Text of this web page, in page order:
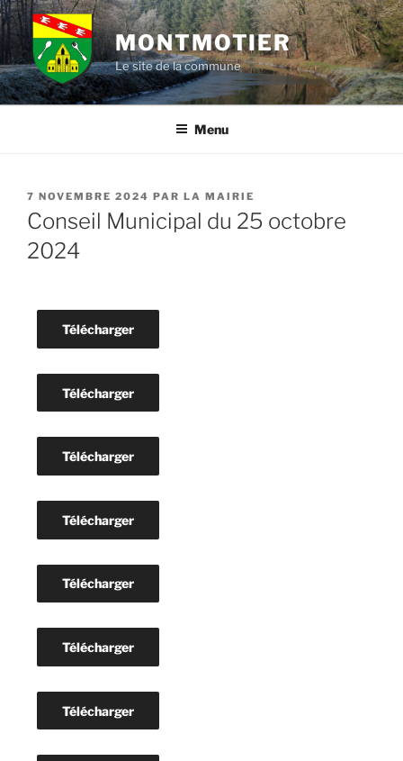
Aller
au
contenu
principal
MONTMOTIER
Le site de la commune
Menu
PUBLIÉ
LE
7 NOVEMBRE 2024 PAR LA MAIRIE
Conseil Municipal du 25 octobre
2024
Télécharger
Télécharger
Télécharger
Télécharger
Télécharger
Télécharger
Télécharger